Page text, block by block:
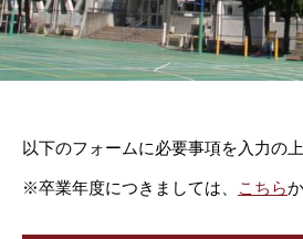
以下のフォームに必要事項を入力の
※卒業年度につきましては、 こちら